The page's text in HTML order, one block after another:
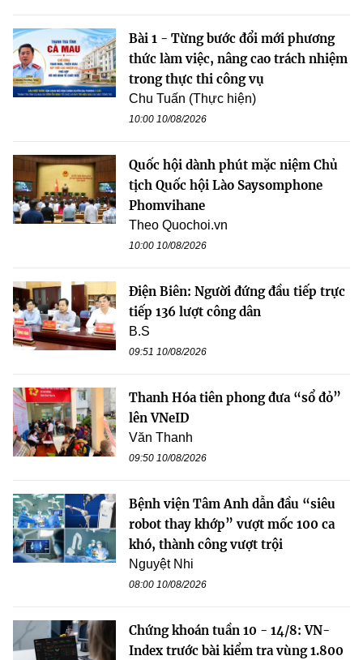
Bài 1 - Từng bước đổi mới phương
thức làm việc, nâng cao trách nhiệm
trong thực thi công vụ
Chu Tuấn (Thực hiện)
10:00 10/08/2026
Quốc hội dành phút mặc niệm Chủ
tịch Quốc hội Lào Saysomphone
Phomvihane
Theo Quochoi.vn
10:00 10/08/2026
Điện Biên: Người đứng đầu tiếp trực
tiếp 136 lượt công dân
B.S
09:51 10/08/2026
Thanh Hóa tiên phong đưa “sổ đỏ”
lên VNeID
Văn Thanh
09:50 10/08/2026
Bệnh viện Tâm Anh dẫn đầu “siêu
robot thay khớp” vượt mốc 100 ca
khó, thành công vượt trội
Nguyệt Nhi
08:00 10/08/2026
Chứng khoán tuần 10 - 14/8: VN-
Index trước bài kiểm tra vùng 1.800